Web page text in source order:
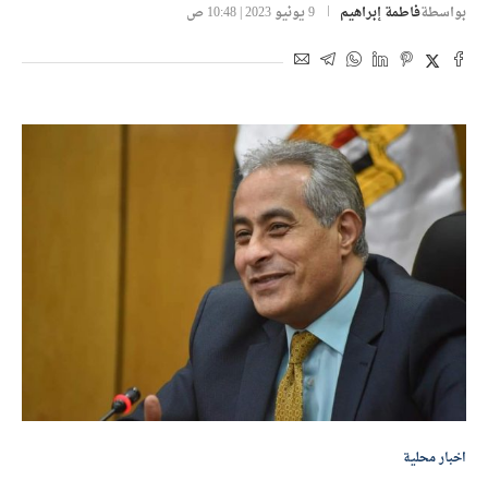
بواسطةفاطمة إبراهيم 9 يونيو 2023 | 10:48 ص
اخبار محلية